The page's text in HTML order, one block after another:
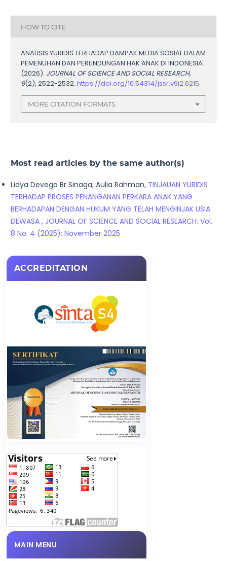
HOW TO CITE
ANALISIS YURIDIS TERHADAP DAMPAK MEDIA SOSIAL DALAM
PEMENUHAN DAN PERLINDUNGAN HAK ANAK DI INDONESIA.
(2026). JOURNAL OF SCIENCE AND SOCIAL RESEARCH,
9(2), 2522-2532. https://doi.org/10.54314/jssr.v9i2.6215
MORE CITATION FORMATS
Most read articles by the same author(s)
Lidya Devega Br Sinaga, Aulia Rahman, TINJAUAN YURIDIS
TERHADAP PROSES PENANGANAN PERKARA ANAK YANG
BERHADAPAN DENGAN HUKUM YANG TELAH MENGINJAK USIA
DEWASA , JOURNAL OF SCIENCE AND SOCIAL RESEARCH: Vol.
8 No. 4 (2025): November 2025
ACCREDITATION
MAIN MENU